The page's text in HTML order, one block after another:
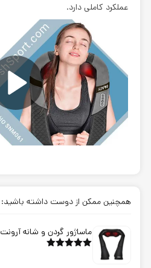
عملکرد کاملی دارد.
همچنین ممکن از دوست داشته باشید:
ماساژور گردن و شانه آرونت RT-2072